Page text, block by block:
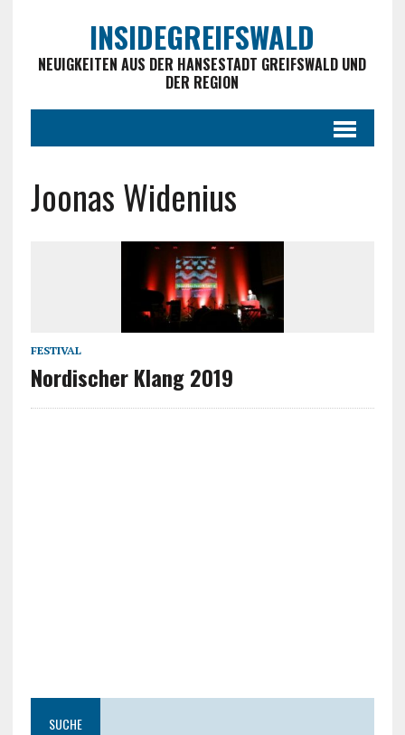
INSIDEGREIFSWALD
NEUIGKEITEN AUS DER HANSESTADT GREIFSWALD UND
DER REGION
Joonas Widenius
FESTIVAL
Nordischer Klang 2019
SUCHE